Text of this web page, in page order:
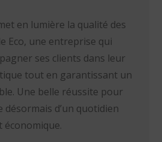
en lumière la qualité des
Eco, une entreprise qui
ses clients dans leur
tout en garantissant un
Une belle réussite pour
d’un quotidien
économique.